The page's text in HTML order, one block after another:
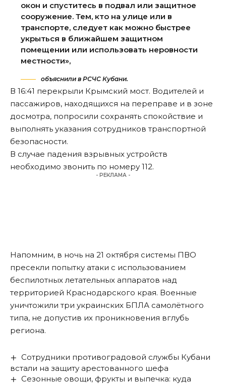
окон и спуститесь в подвал или защитное
сооружение. Тем, кто на улице или в
транспорте, следует как можно быстрее
укрыться в ближайшем защитном
помещении или использовать неровности
местности»,
объяснили в РСЧС Кубани.
В 16:41 перекрыли Крымский мост. Водителей и
пассажиров, находящихся на переправе и в зоне
досмотра, попросили сохранять спокойствие и
выполнять указания сотрудников транспортной
безопасности.
В случае падения взрывных устройств
необходимо звонить по номеру 112.
- РЕКЛАМА -
Напомним, в ночь на 21 октября системы ПВО
пресекли попытку атаки с использованием
беспилотных летательных аппаратов над
территорией Краснодарского края. Военные
уничтожили три украинских БПЛА самолётного
типа, не допустив их проникновения вглубь
региона.
Сотрудники противоградовой службы Кубани
встали на защиту арестованного шефа
Сезонные овощи, фрукты и выпечка: куда